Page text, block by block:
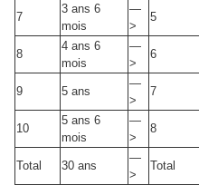
7
3 ans 6
mois
—
>
5
8
4 ans 6
mois
—
>
6
9 5 ans
—
>
7
10
5 ans 6
mois
—
>
8
Total 30 ans
—
>
Total